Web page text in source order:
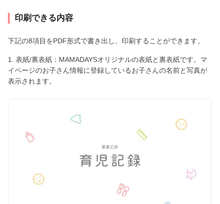
印刷できる内容
下記の8項目をPDF形式で書き出し、印刷することができます。
1. 表紙/裏表紙：MAMADAYSオリジナルの表紙と裏表紙です。マ
イページのお子さん情報に登録しているお子さんの名前と写真が
表示されます。